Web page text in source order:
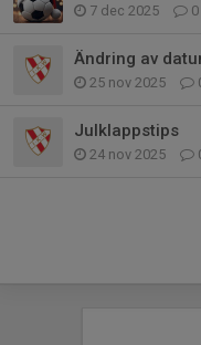
7 dec 2025 0
Ändring av
25 nov 2025
Julklappstips
24 nov 2025